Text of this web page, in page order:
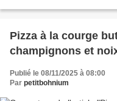
Pizza à la courge
champignons et
Publié le 08/11/2025 à 08:00
Par petitbohnium